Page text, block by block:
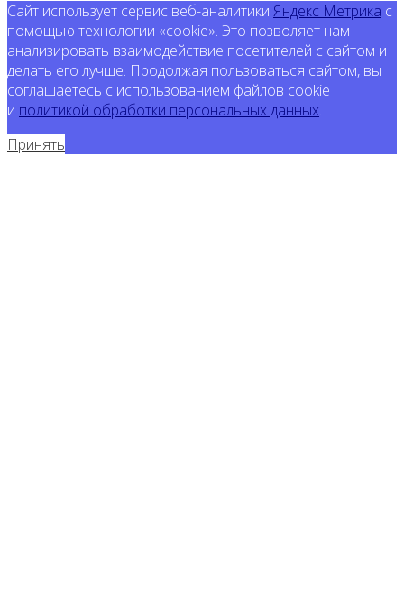
Сайт использует сервис веб-аналитики Яндекс Метрика с
помощью технологии «cookie». Это позволяет нам
анализировать взаимодействие посетителей с сайтом и
делать его лучше. Продолжая пользоваться сайтом, вы
соглашаетесь с использованием файлов cookie
и политикой обработки персональных данных.
Принять